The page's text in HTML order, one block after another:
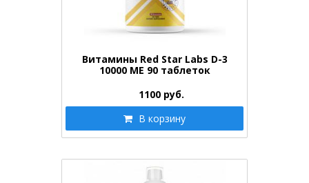
Витамины Red Star Labs D-3
10000 ME 90 таблеток
1100 руб.
В корзину